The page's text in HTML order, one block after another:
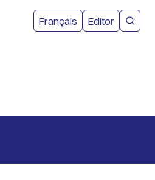
Français User
Editor